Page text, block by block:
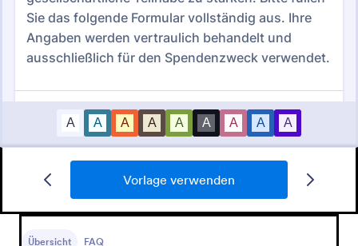
Vorlage verwenden
Übersicht FAQ
Spendenformular Vorlage
Spendenformular für Ihre gemeinnützige